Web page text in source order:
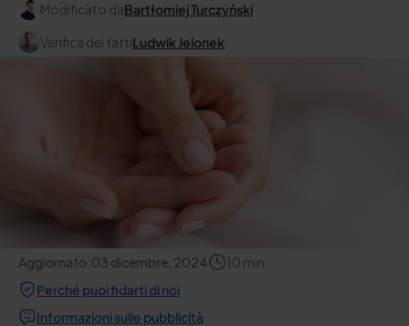
Modificato daBartłomiej Turczyński
Verifica dei fattiLudwik Jelonek
Aggiornato:03 dicembre, 2024 10 min
Perché puoi fidarti di noi
Informazioni sulle pubblicità